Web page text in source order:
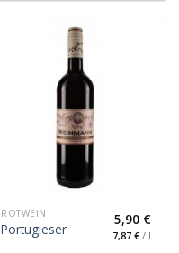
ROTWEIN
Portugieser
5,90 €
7,87 €/ l